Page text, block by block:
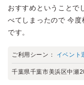
おすすめということで
べてしまったので 今
です。
ご利用シーン： イベント
千葉県千葉市美浜区中瀬